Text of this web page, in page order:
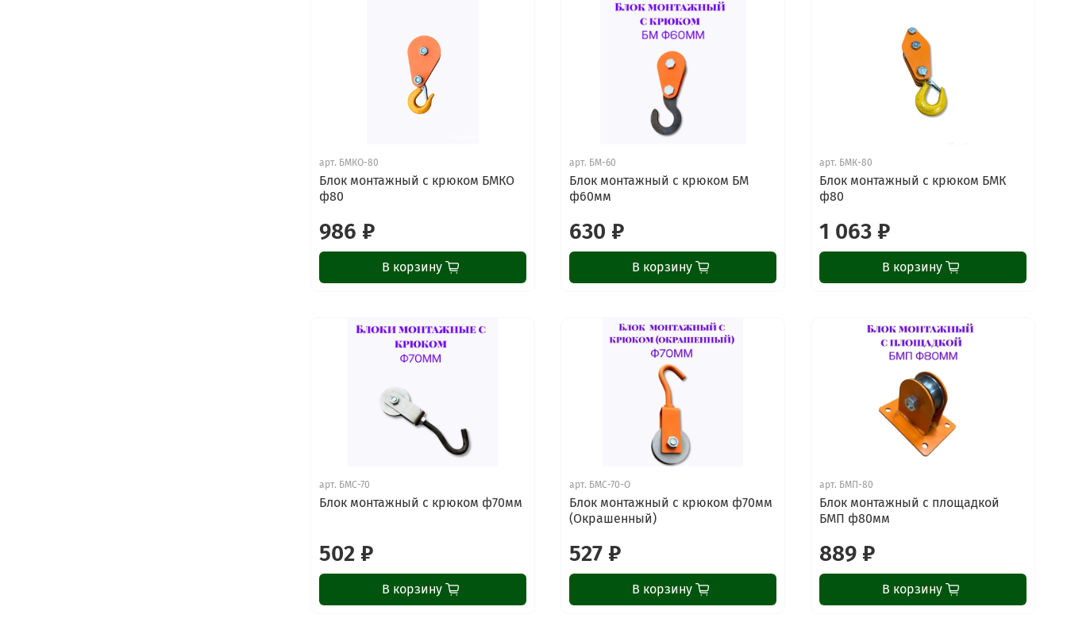
арт. БМКО-80
Блок монтажный с крюком БМКО
ф80
986 ₽
В корзину
арт. БМ-60
Блок монтажный с крюком БМ
ф60мм
630 ₽
В корзину
арт. БМК-80
Блок монтажный с крюком БМК
ф80
1 063 ₽
В корзину
арт. БМС-70
Блок монтажный с крюком ф70мм
502 ₽
В корзину
арт. БМС-70-О
Блок монтажный с крюком ф70мм
(Окрашенный)
527 ₽
В корзину
арт. БМП-80
Блок монтажный с площадкой
БМП ф80мм
889 ₽
В корзину
Свяжитесь с нами через любой удобный
мессенджер!